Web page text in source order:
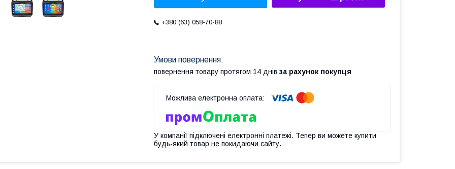
+380 (63) 058-70-88
повернення товару протягом 14 днів за рахунок покупця
У компанії підключені електронні платежі. Тепер ви можете купити
будь-який товар не покидаючи сайту.